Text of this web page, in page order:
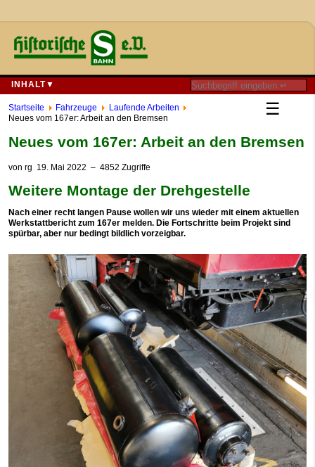
INHALT▼
☰
Startseite Fahrzeuge
Laufende Arbeiten
Neues vom 167er: Arbeit an den Bremsen
Neues vom 167er: Arbeit an den Bremsen
von rg 19. Mai 2022 – 4852 Zugriffe
Weitere Montage der Drehgestelle
Nach einer recht langen Pause wollen wir uns wieder mit einem aktuellen
Werkstattbericht zum 167er melden. Die Fortschritte beim Projekt sind
spürbar, aber nur bedingt bildlich vorzeigbar.